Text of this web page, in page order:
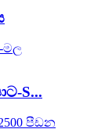
S...